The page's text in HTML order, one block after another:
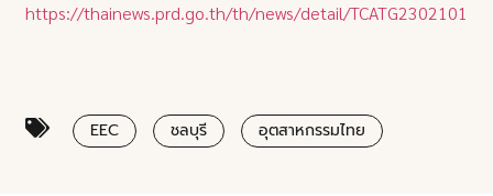
https://thainews.prd.go.th/th/news/detail/
EEC ชลบุรี อุตสาหกรรมไทย